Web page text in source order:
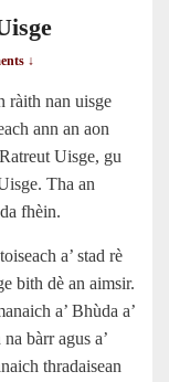
↓
ràith nan uisge
ann an aon
Uisge, gu
Tha an
fhèin.
a’ stad rè
bith dè an aimsir.
a’ Bhùda a’
bàrr agus a’
thradaisean